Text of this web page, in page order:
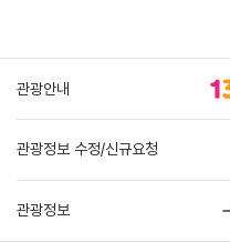
관광안내
관광정보 수정/신규요청
관광정보